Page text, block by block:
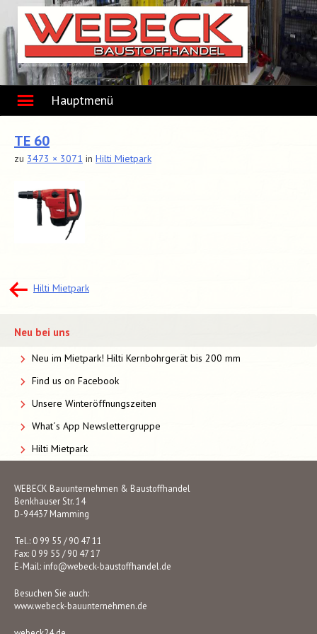
content
Hauptmenü
TE 60
zu 3473 × 3071 in Hilti Mietpark
Beitragsnavigation
Hilti Mietpark
Neu bei uns
Neu im Mietpark! Hilti Kernbohrgerät bis 200 mm
Find us on Facebook
Unsere Winteröffnungszeiten
What´s App Newslettergruppe
Hilti Mietpark
WEBECK Bauunternehmen & Baustoffhandel
Benkhauser Str. 14
D-94437 Mamming
Tel.: 0 99 55 / 90 47 11
Fax: 0 99 55 / 90 47 17
E-Mail: info@webeck-baustoffhandel.de
Besuchen Sie auch:
www.webeck-bauunternehmen.de